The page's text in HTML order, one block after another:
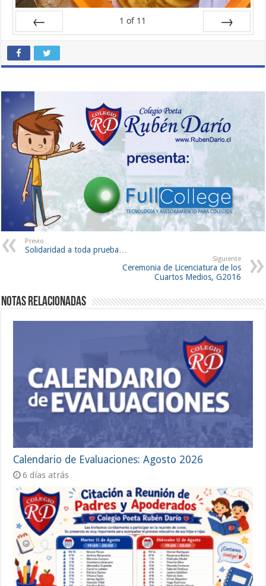
1 of 11
Previo
Solidaridad a toda prueba…
Siguiente
Ceremonia de Licenciatura de los
Cuartos Medios, G2016
Notas Relacionadas
Calendario de Evaluaciones: Agosto 2026
6 días atrás